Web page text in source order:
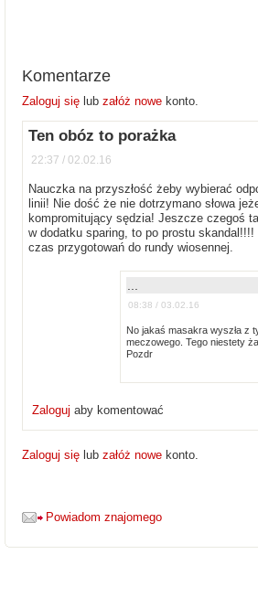
Komentarze
Zaloguj się lub załóż nowe konto.
Ten obóz to porażka
22:37 / 02.02.16
Nauczka na przyszłość żeby wybierać
linii! Nie dość że nie dotrzymano słowa
kompromitujący sędzia! Jeszcze czegoś
w dodatku sparing, to po prostu
czas przygotowań do rundy wiosennej.
08:38 / 03.02.16
No jakaś masakra wyszła z
meczowego. Tego niestety
Pozdr
Zalogujaby komentować
Zaloguj się lub załóż nowe konto.
Powiadom znajomego